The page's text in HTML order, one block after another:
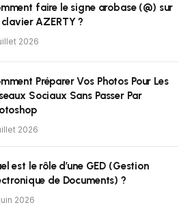
faire le signe arobase (@) sur
clavier AZERTY ?
2026
Préparer Vos Photos Pour Les
Sociaux Sans Passer Par
2026
est le rôle d’une GED (Gestion
de Documents) ?
2026